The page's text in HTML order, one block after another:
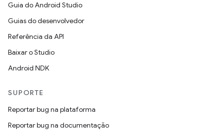
Guia do Android Studio
Guias do desenvolvedor
Referência da API
Baixar o Studio
Android NDK
SUPORTE
Reportar bug na plataforma
Reportar bug na documentação